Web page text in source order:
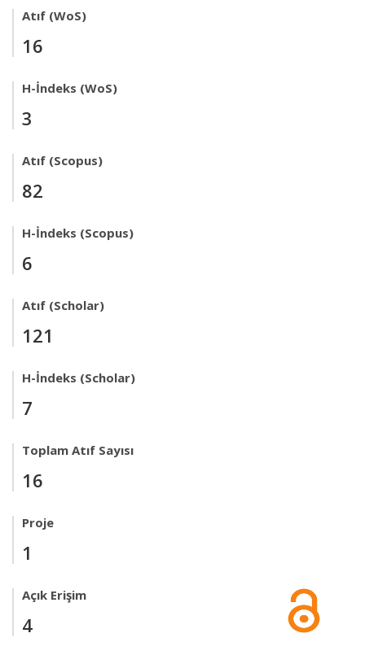
Atıf (WoS)
16
H-İndeks (WoS)
3
Atıf (Scopus)
82
H-İndeks (Scopus)
6
Atıf (Scholar)
121
H-İndeks (Scholar)
7
Toplam Atıf Sayısı
16
Proje
1
Açık Erişim
4